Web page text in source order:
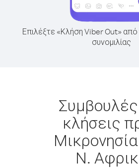
Επιλέξτε «Κλήση Viber Out» από
συνομιλίας
Συμβουλές
κλήσεις
Ν.